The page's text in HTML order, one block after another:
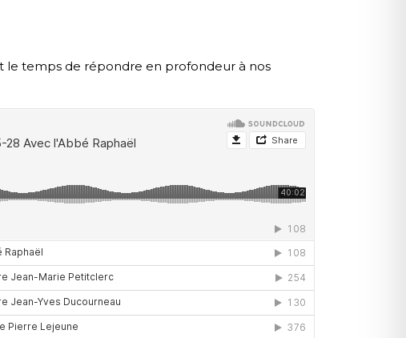
le temps de répondre en profondeur à nos